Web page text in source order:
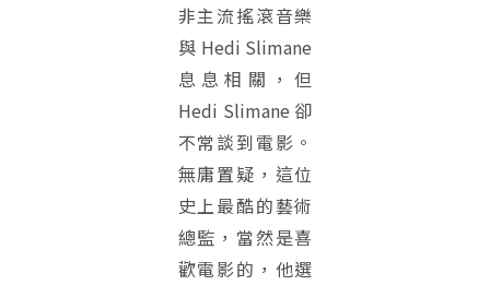
非主流搖滾音樂
與 Hedi Slimane
息息相關，但
Hedi Slimane 卻
不常談到電影。
無庸置疑，這位
史上最酷的藝術
總監，當然是喜
歡電影的，他選